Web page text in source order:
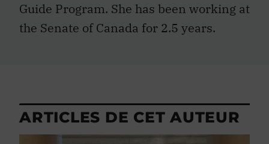
Guide Program. She has been working at
the Senate of Canada for 2.5 years.
ARTICLES DE CET AUTEUR